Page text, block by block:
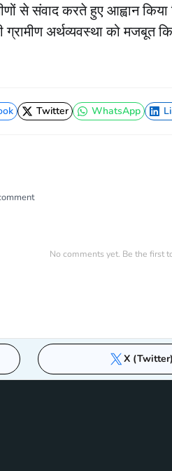
से संवाद करते हुए आह्वान
अर्थव्यवस्था को मजबूत
Twitter
Twitter WhatsApp
No comments yet. Be the first
X (Twitter)